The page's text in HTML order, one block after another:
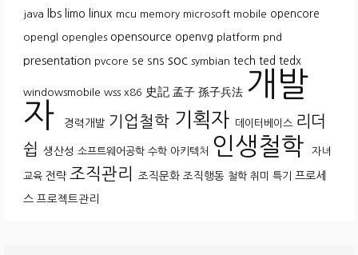
java lbs limo linux mcu memory microsoft mobile opencore
opengl opengles opensource openvg platform pnd
presentation pvcore se sns soc symbian tech ted tedx
windowsmobile wss x86 史記 孟子 孫子兵法 개발
자
경력개발 기업철학 기획자 데이터베이스 리더
쉽 생산성 소프트웨어공학 수학 아키텍처 인생철학 자녀
교육 전략 조직관리 조직문화 조직행동 철학 취미 특기 프로세
스 프로젝트관리